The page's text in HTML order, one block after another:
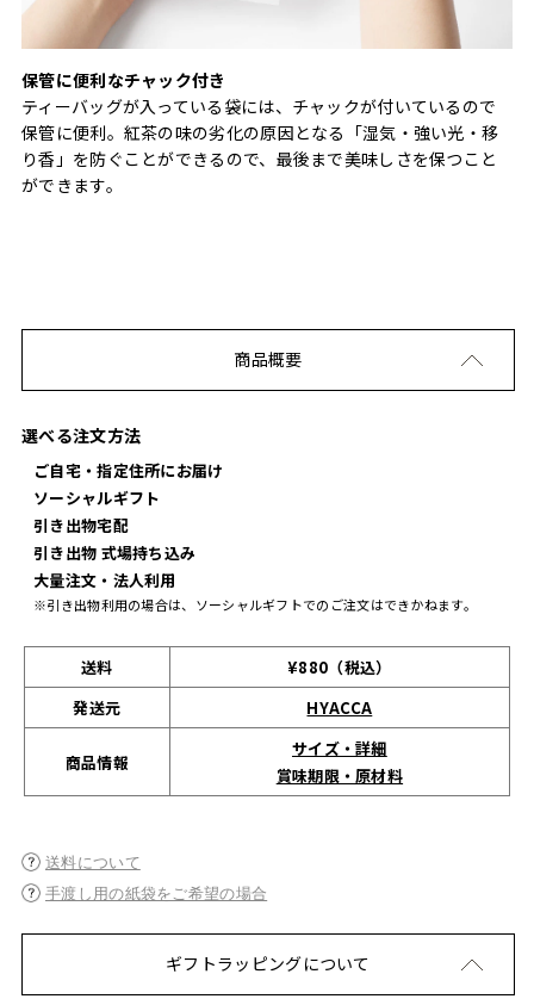
保管に便利なチャック付き
ティーバッグが入っている袋には、チャックが付いているので
保管に便利。紅茶の味の劣化の原因となる「湿気・強い光・移
り香」を防ぐことができるので、最後まで美味しさを保つこと
ができます。
商品概要
選べる注文方法
ご自宅・指定住所にお届け
ソーシャルギフト
引き出物宅配
引き出物 式場持ち込み
大量注文・法人利用
※引き出物利用の場合は、ソーシャルギフトでのご注文はできかねます。
送料
¥880（税込）
発送元
HYACCA
商品情報
サイズ・詳細
賞味期限・原材料
送料について
手渡し用の紙袋をご希望の場合
ギフトラッピングについて